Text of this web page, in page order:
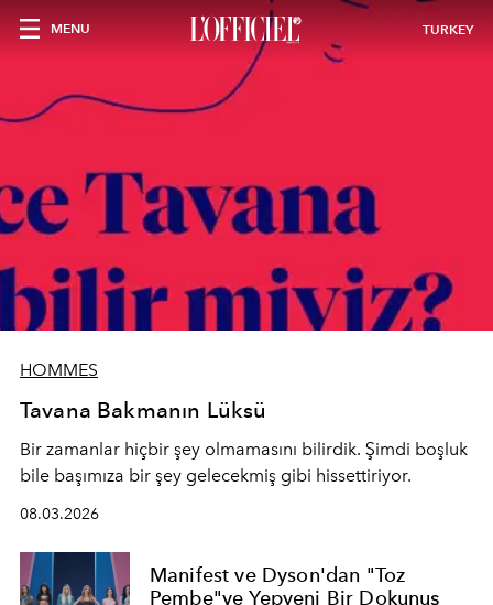
MENU TURKEY
HOMMES
Tavana Bakmanın Lüksü
Bir zamanlar hiçbir şey olmamasını bilirdik. Şimdi boşluk
bile başımıza bir şey gelecekmiş gibi hissettiriyor.
08.03.2026
Manifest ve Dyson'dan "Toz
Pembe"ye Yepyeni Bir Dokunuş